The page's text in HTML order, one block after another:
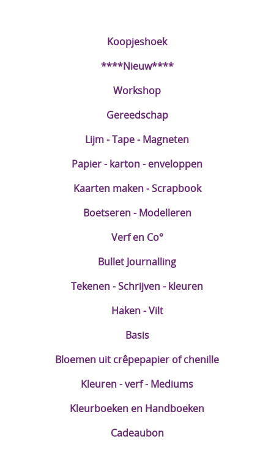
Kleuren - verf - Mediums
Kleurboeken en Handboeken
Voor de kids
Straffe Combo's!!
Koopjeshoek
****Nieuw****
Workshop
Gereedschap
Lijm - Tape - Magneten
Papier - karton - enveloppen
Kaarten maken - Scrapbook
Boetseren - Modelleren
Verf en Co°
Bullet Journalling
Tekenen - Schrijven - kleuren
Haken - Vilt
Basis
Bloemen uit crêpepapier of chenille
Kleuren - verf - Mediums
Kleurboeken en Handboeken
Cadeaubon